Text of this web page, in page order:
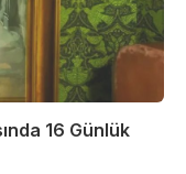
16 Günlük